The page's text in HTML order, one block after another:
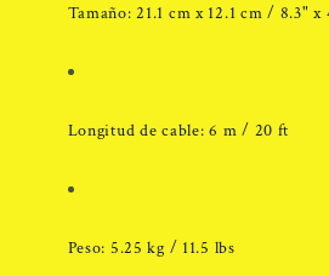
Tamaño: 21.1 cm x 12.1 cm / 8.3" x
Longitud de cable: 6 m / 20 ft
Peso: 5.25 kg / 11.5 lbs